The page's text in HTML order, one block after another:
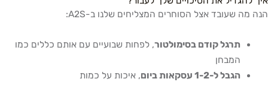
הנה מה שעובד אצל הסוחרים המצליחים שלנו ב-A2S:
תרגל קודם בסימולטור, לפחות שבועיים עם אותם כללים כמו
המבחן
הגבל ל-1-2 עסקאות ביום
, איכות על כמות